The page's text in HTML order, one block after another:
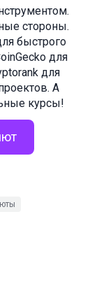
стороны.
быстрого
для
для
А
курсы!